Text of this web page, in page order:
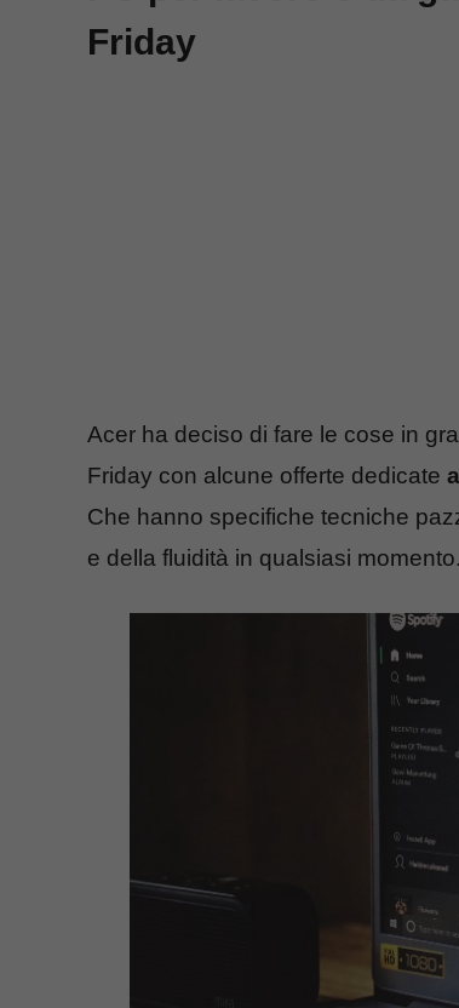
Friday
Acer ha deciso di fare le cose in
Friday con alcune offerte dedicate
Che hanno specifiche tecniche
e della fluidità in qualsiasi momento.